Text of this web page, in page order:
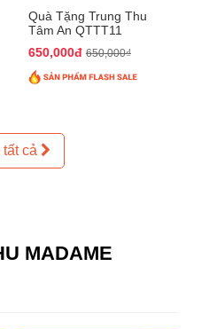
Quà Tặng Trung Thu
Tâm An QTTT11
650,000đ 650,000₫
tất cả
MADAME